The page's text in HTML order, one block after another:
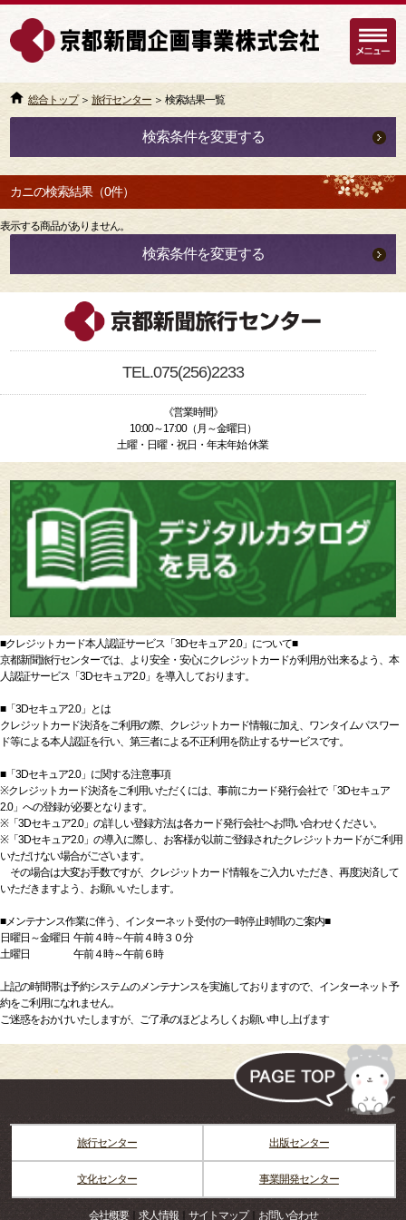
総合トップ＞旅行センター ＞ 検索結果一覧
検索条件を変更する
カニの検索結果（0件）
表示する商品がありません。
検索条件を変更する
TEL.075(256)2233
《営業時間》
10:00～17:00（月～金曜日）
土曜・日曜・祝日・年末年始 休業
■クレジットカード本人認証サービス「3Dセキュア 2.0」について■
京都新聞旅行センターでは、より安全・安心にクレジットカードが利用が出来るよう、本
人認証サービス「3Dセキュア2.0」を導入しております。
■「3Dセキュア2.0」とは
クレジットカード決済をご利用の際、クレジットカード情報に加え、ワンタイムパスワー
ド等による本人認証を行い、第三者による不正利用を防止するサービスです。
■「3Dセキュア2.0」に関する注意事項
※クレジットカード決済をご利用いただくには、事前にカード発行会社で「3Dセキュア
2.0」への登録が必要となります。
※「3Dセキュア2.0」の詳しい登録方法は各カード発行会社へお問い合わせください。
※「3Dセキュア2.0」の導入に際し、お客様が以前ご登録されたクレジットカードがご利用
いただけない場合がございます。
その場合は大変お手数ですが、クレジットカード情報をご入力いただき、再度決済して
いただきますよう、お願いいたします。
■メンテナンス作業に伴う、インターネット受付の一時停止時間のご案内■
日曜日～金曜日 午前４時～午前４時３０分
土曜日 午前４時～午前６時
上記の時間帯は予約システムのメンテナンスを実施しておりますので、インターネット予
約をご利用になれません。
ご迷惑をおかけいたしますが、ご了承のほどよろしくお願い申し上げます
旅行センター 出版センター
文化センター 事業開発センター
会社概要｜ 求人情報｜ サイトマップ｜ お問い合わせ